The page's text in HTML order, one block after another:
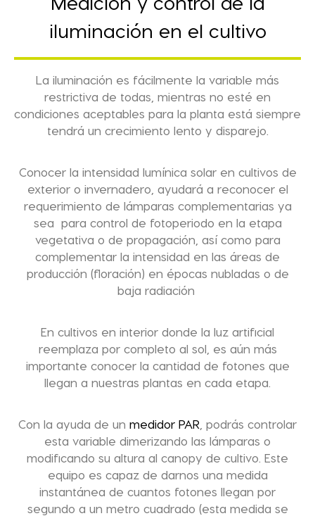
iluminación en el cultivo
La iluminación es fácilmente la variable más
restrictiva de todas, mientras no esté en
condiciones aceptables para la planta está siempre
tendrá un crecimiento lento y disparejo.
Conocer la intensidad lumínica solar en cultivos de
exterior o invernadero, ayudará a reconocer el
requerimiento de lámparas complementarias ya
sea para control de fotoperiodo en la etapa
vegetativa o de propagación, así como para
complementar la intensidad en las áreas de
producción (floración) en épocas nubladas o de
baja radiación
En cultivos en interior donde la luz artificial
reemplaza por completo al sol, es aún más
importante conocer la cantidad de fotones que
llegan a nuestras plantas en cada etapa.
Con la ayuda de un medidor PAR , podrás controlar
esta variable dimerizando las lámparas o
modificando su altura al canopy de cultivo. Este
equipo es capaz de darnos una medida
instantánea de cuantos fotones llegan por
segundo a un metro cuadrado (esta medida se